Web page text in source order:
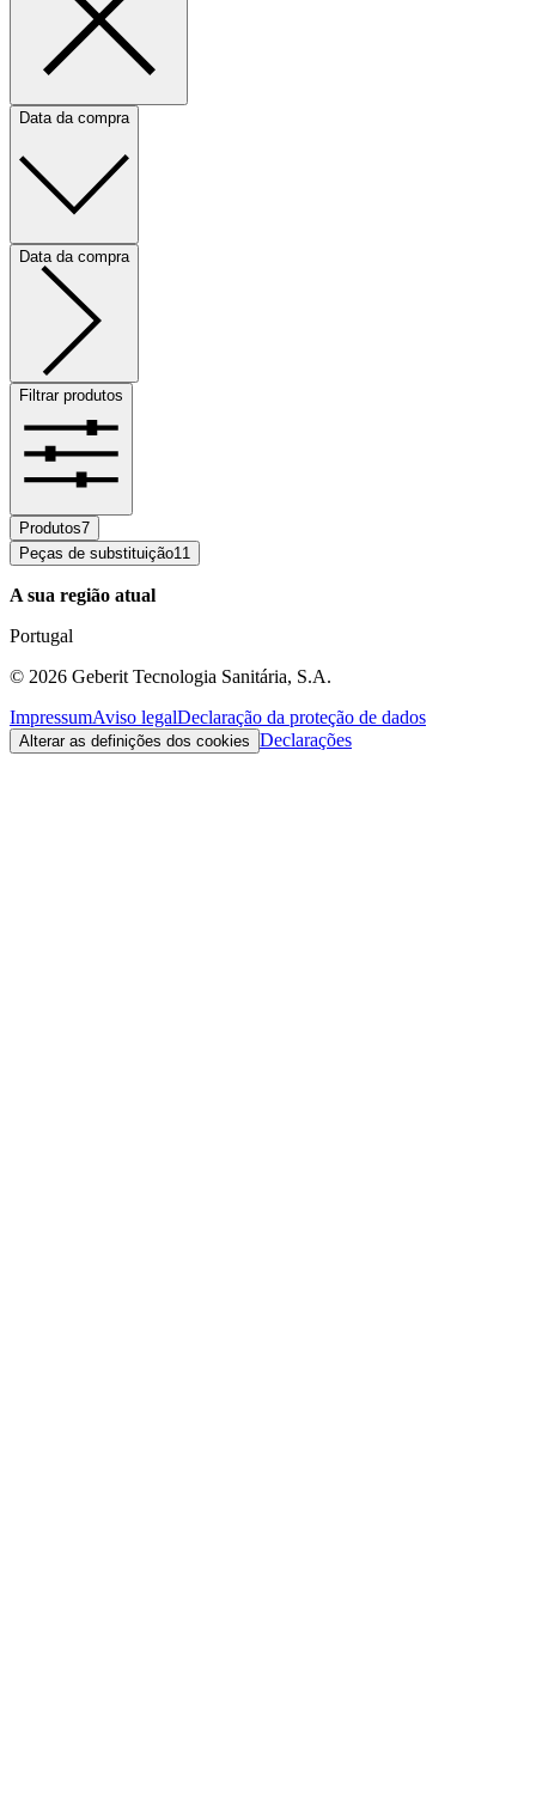
Data da compra
Data da compra
Filtrar produtos
Produtos7
Peças de substituição11
A sua região atual
Portugal
© 2026 Geberit Tecnologia Sanitária, S.A.
ImpressumAviso legalDeclaração da proteção de dados
Alterar as definições dos cookies Declarações